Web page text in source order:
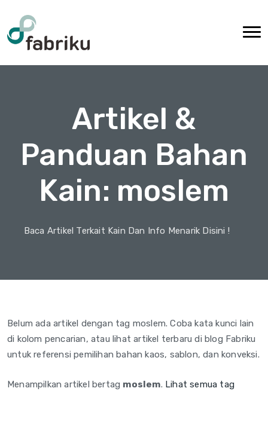
Artikel &
Panduan Bahan
Kain: moslem
Baca Artikel Terkait Kain Dan Info Menarik Disini !
Belum ada artikel dengan tag moslem. Coba kata kunci lain
di kolom pencarian, atau lihat artikel terbaru di blog Fabriku
untuk referensi pemilihan bahan kaos, sablon, dan konveksi.
Menampilkan artikel bertag moslem. Lihat semua tag